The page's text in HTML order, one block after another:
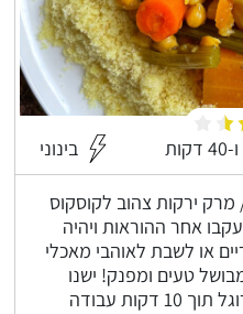
בינוני
ירקות צהוב לקוסקוס
אחר ההוראות ויהיה
או לשבת לאוהבי מאכלי
טעים ומפנק! ישנו
מתכון איך להכין קוסקוס במיקרוגל תוך 10 דקות עבודה